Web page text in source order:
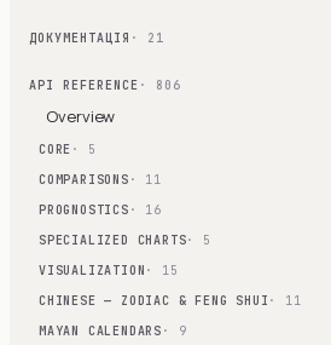
ДОКУМЕНТАЦІЯ · 21
API REFERENCE · 806
Overview
CORE · 5
COMPARISONS · 11
PROGNOSTICS · 16
SPECIALIZED CHARTS· 5
VISUALIZATION · 15
CHINESE — ZODIAC & FENG SHUI · 11
MAYAN CALENDARS · 9